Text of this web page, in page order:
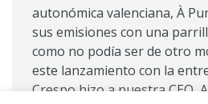
autonómica valenciana, À
sus emisiones con una
como no podía ser de otro
este lanzamiento con la
Crespo hizo a nuestra CEO,